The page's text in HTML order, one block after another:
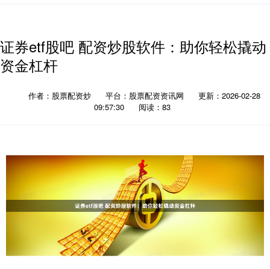
证券etf股吧 配资炒股软件：助你轻松撬动
资金杠杆
作者：股票配资炒 平台：股票配资资讯网
更新：2026-02-28
09:57:30
阅读：83